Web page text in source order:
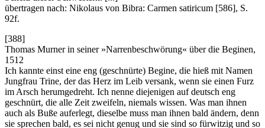
übertragen nach: Nikolaus von Bibra: Carmen satiricum [586], S.
92f.
[388]
Thomas Murner in seiner »Narrenbeschwörung« über die Beginen,
1512
Ich kannte einst eine eng (geschnürte) Begine, die hieß mit Namen
Jungfrau Trine, der das Herz im Leib versank, wenn sie einen Furz
im Arsch herumgedreht. Ich nenne diejenigen auf deutsch eng
geschnürt, die alle Zeit zweifeln, niemals wissen. Was man ihnen
auch als Buße auferlegt, dieselbe muss man ihnen bald ändern, denn
sie sprechen bald, es sei nicht genug und sie sind so fürwitzig und so